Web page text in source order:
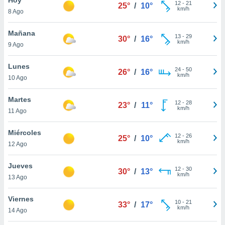
y
en
más
de
8 Ago
25° / 10° 12- 21
km/h
Mañana
9 Ago
30° / 16° 13- 29
km/h
Lunes
10 Ago
26° / 16° 24- 50
km/h
Martes
11 Ago
23° / 11° 12- 28
km/h
Miércoles
12 Ago
25° / 10° 12- 26
km/h
Jueves
13 Ago
30° / 13° 12- 30
km/h
Viernes
14 Ago
33° / 17° 10- 21
km/h